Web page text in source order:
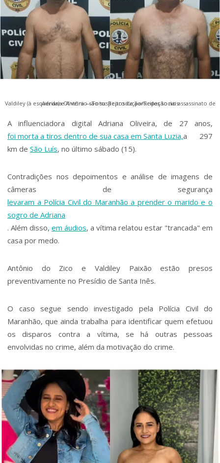
Valdiley (à esquerda) e Antônio são suspeitos de participação no assassinato de Adriana Oliveira — Foto: Reprodução/Redes sociais
A influenciadora digital Adriana Oliveira, de 27 anos,
foi morta a tiros dentro de sua casa em Santa Luzia,a 297
km de São Luís, no último sábado (15).
Contradições nos depoimentos e análise de imagens de
câmeras de segurança
levaram a Polícia Civil do Maranhão a prender o marido e o
sogro de Adriana
. Além disso, em áudios, a vítima relatou estar "trancada" em
casa por medo.
Antônio do Zico e Valdiley Paixão estão presos
preventivamente no Presídio de Santa Inês.
O caso segue sendo investigado pela Polícia Civil do
Maranhão, que ainda trabalha para identificar quem efetuou
os disparos contra a vítima, se há outras pessoas
envolvidas no crime, além da motivação do crime.